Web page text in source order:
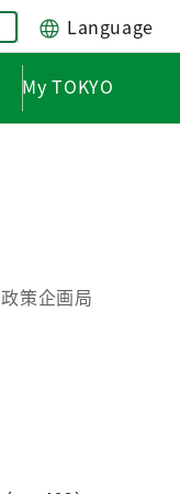
Language
My TOKYO
政策企画局